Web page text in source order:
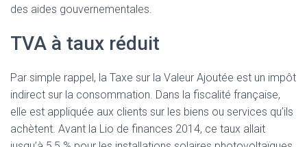
des aides gouvernementales.
TVA à taux réduit
Par simple rappel, la Taxe sur la Valeur Ajoutée est un impôt
indirect sur la consommation. Dans la fiscalité française,
elle est appliquée aux clients sur les biens ou services qu’ils
achètent. Avant la Lio de finances 2014, ce taux allait